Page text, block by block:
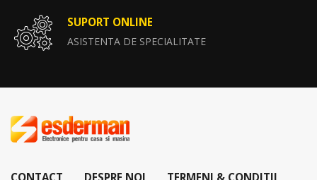
SUPORT ONLINE
ASISTENTA DE SPECIALITATE
CONTACT DESPRE NOI TERMENI & CONDITII